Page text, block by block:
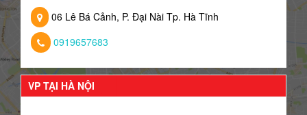
06 Lê Bá Cảnh, P. Đại Nài Tp. Hà Tĩnh
0919657683
VP TẠI HÀ NỘI